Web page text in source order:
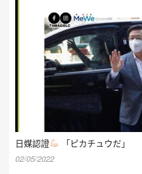
日媒認證 「ピカチュウだ」
02/05/2022